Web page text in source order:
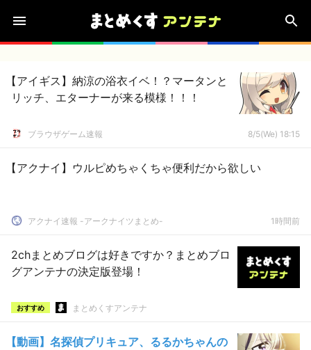
【アイギス】納涼の浴衣イベ！？マータンと
リッチ、エターナーが来る模様！！！
ブラウザゲーム速報 8/5(We) 18:15
【アクナイ】ウルピめちゃくちゃ便利だから欲しい
アクナイ速報 -アークナイツまとめ- 1時間前
2chまとめブログは好きですか？まとめブロ
グアンテナの決定版登場！
おすすめ まとめくすアンテナ
【動画】名探偵プリキュア、るるかちゃんの